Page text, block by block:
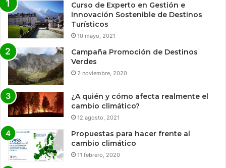
Curso de Experto en Gestión e
Innovación Sostenible de Destinos
Turísticos
10 mayo, 2021
Campaña Promoción de Destinos
Verdes
2 noviembre, 2020
¿A quién y cómo afecta realmente el
cambio climático?
12 agosto, 2021
Propuestas para hacer frente al
cambio climático
11 febrero, 2020